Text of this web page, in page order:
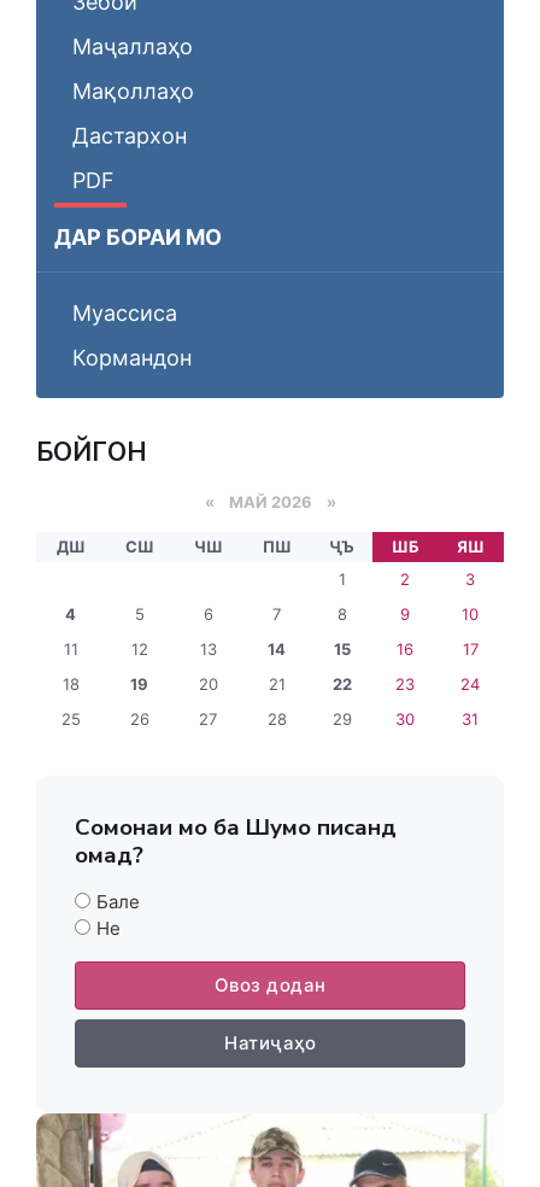
Маҷаллаҳо
Мақоллаҳо
Дастархон
PDF
ДАР БОРАИ МО
Муассиса
Кормандон
БОЙГОНӢ
« МАЙ 2026 »
ДШ СШ ЧШ ПШ ҶЪ ШБ
ЯШ
1
2
3
4
5 6 7 8 9
10
11
12 13 14 15 16
17
18
19 20 21 22 23
24
25
26 27 28 29 30 31
Сомонаи мо ба Шумо писанд
омад?
Бале
Не
Овоз додан
Натиҷаҳо